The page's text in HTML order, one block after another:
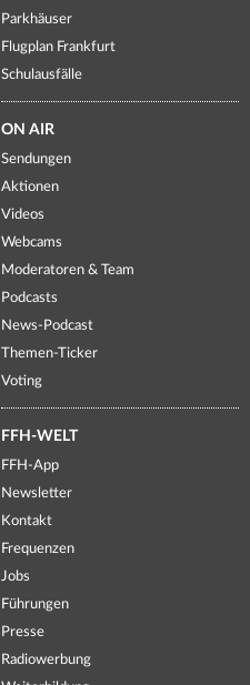
Parkhäuser
Flugplan Frankfurt
Schulausfälle
ON AIR
Sendungen
Aktionen
Videos
Webcams
Moderatoren & Team
Podcasts
News-Podcast
Themen-Ticker
Voting
FFH-WELT
FFH-App
Newsletter
Kontakt
Frequenzen
Jobs
Führungen
Presse
Radiowerbung